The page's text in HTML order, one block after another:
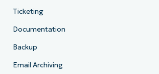
Ticketing
Documentation
Backup
Email Archiving